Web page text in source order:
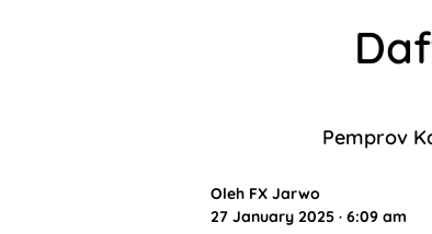
Pemprov
Oleh FX Jarwo
27 January 2025 · 6:09 am